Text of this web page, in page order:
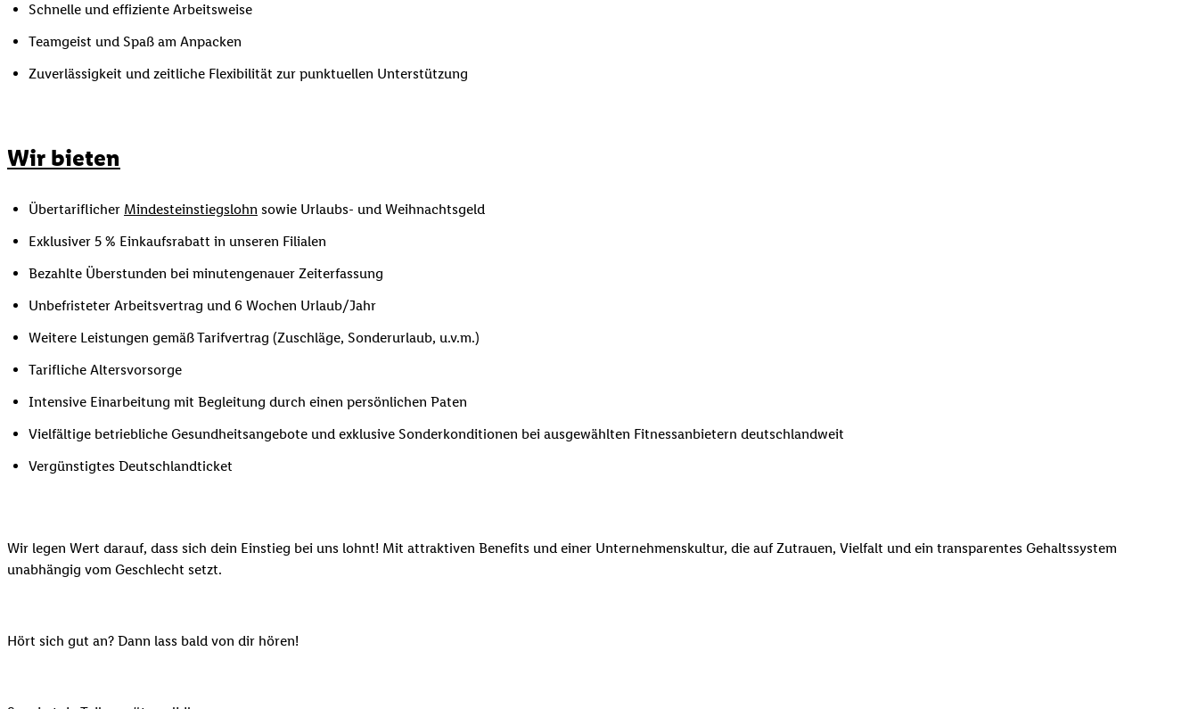
Schnelle und effiziente Arbeitsweise
Teamgeist und Spaß am Anpacken
Zuverlässigkeit und zeitliche Flexibilität zur punktuellen Unterstützung
Wir bieten
Übertariflicher Mindesteinstiegslohn sowie Urlaubs- und Weihnachtsgeld
Exklusiver 5 % Einkaufsrabatt in unseren Filialen
Bezahlte Überstunden bei minutengenauer Zeiterfassung
Unbefristeter Arbeitsvertrag und 6 Wochen Urlaub/Jahr
Weitere Leistungen gemäß Tarifvertrag (Zuschläge, Sonderurlaub, u.v.m.)
Tarifliche Altersvorsorge
Intensive Einarbeitung mit Begleitung durch einen persönlichen Paten
Vielfältige betriebliche Gesundheitsangebote und exklusive Sonderkonditionen bei ausgewählten Fitnessanbietern deutschlandweit
Vergünstigtes Deutschlandticket
Wir legen Wert darauf, dass sich dein Einstieg bei uns lohnt! Mit attraktiven Benefits und einer Unternehmenskultur, die auf Zutrauen, Vielfalt und ein transparentes Gehaltssystem
unabhängig vom Geschlecht setzt.
Hört sich gut an? Dann lass bald von dir hören!